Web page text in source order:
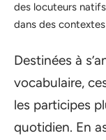
des locuteurs
dans des
Destinées à
vocabulaire,
les participes
quotidien. En